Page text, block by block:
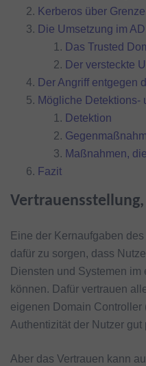
Kerberos über
Die Umsetzung im AD
Das Trusted
Der versteckte
Der Angriff entgegen
Mögliche Detektions-
Detektion
Maßnahmen,
Fazit
Eine der Kernaufgaben
dafür zu sorgen, dass
Diensten und Systemen
können. Dafür vertrauen
eigenen Domain Controller
Authentizität der Nutzer gut
Aber das Vertrauen kann